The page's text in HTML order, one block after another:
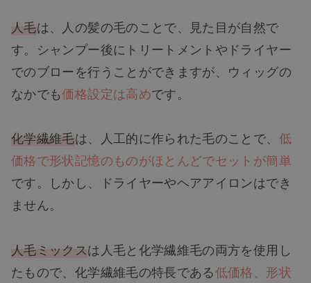
人毛は、人の髪の毛のことで、見た目が自然で
す。シャンプー後にトリートメントやドライヤー
でのブローを行うことができますが、ウィッグの
なかでも価格設定は高めです。
化学繊維毛は、人工的に作られた毛のことで、 低
価格で形状記憶のものがほとんどでセットが簡単
です。しかし、ドライヤーやヘアアイロンはでき
ません。
人毛ミックスは人毛と化学繊維毛の両方を使用し
たもので、化学繊維毛の特長である低価格、形状